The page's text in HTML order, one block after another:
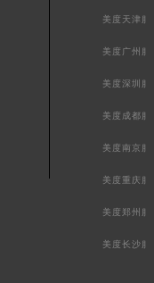
美度天津服
美度广州服
美度深圳服
美度成都服
美度南京服
美度重庆服
美度郑州服
美度长沙服